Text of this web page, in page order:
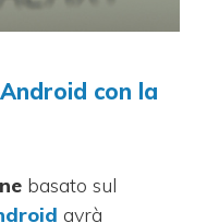
con la
basato sul
avrà